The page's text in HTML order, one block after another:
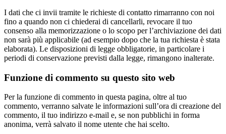
I dati che ci invii tramite le richieste di contatto rimarranno con noi
fino a quando non ci chiederai di cancellarli, revocare il tuo
consenso alla memorizzazione o lo scopo per l’archiviazione dei dati
non sarà più applicabile (ad esempio dopo che la tua richiesta è stata
elaborata). Le disposizioni di legge obbligatorie, in particolare i
periodi di conservazione previsti dalla legge, rimangono inalterate.
Funzione di commento su questo sito web
Per la funzione di commento in questa pagina, oltre al tuo
commento, verranno salvate le informazioni sull’ora di creazione del
commento, il tuo indirizzo e-mail e, se non pubblichi in forma
anonima, verrà salvato il nome utente che hai scelto.